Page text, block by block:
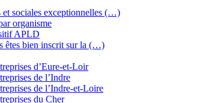
et sociales exceptionnelles (…)
organisme
APLD
êtes bien inscrit sur la (…)
d’Eure-et-Loir
de l’Indre
de l’Indre-et-Loire
du Cher